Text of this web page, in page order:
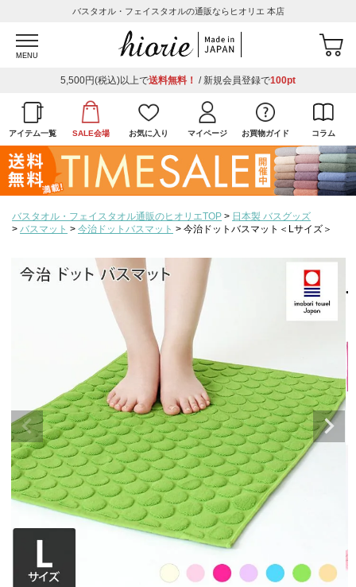
バスタオル・フェイスタオルの通販ならヒオリエ 本店
MENU
5,500円(税込)以上で送料無料！ / 新規会員登録で100pt
アイテム一覧 SALE会場 お気に入り マイページ お買物ガイド コラム
バスタオル・フェイスタオル通販のヒオリエTOP
日本製 バスグッズ
バスマット
今治ドットバスマット 今治ドットバスマット＜Lサイズ＞